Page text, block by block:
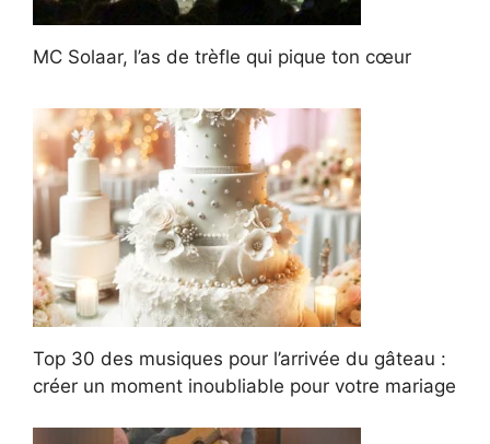
MC Solaar, l’as de trèfle qui pique ton cœur
Top 30 des musiques pour l’arrivée du gâteau :
créer un moment inoubliable pour votre mariage